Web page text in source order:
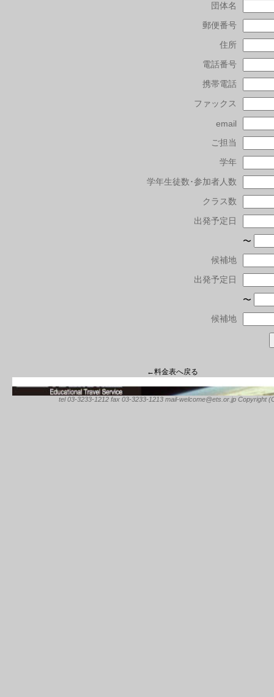
団体名
郵便番号
住所
電話番号
携帯電話
ファックス
email
ご担当
学年
学年生徒数･参加者人数
クラス数
出発予定日
〜
候補地
出発予定日
〜
候補地
←料金表へ戻る
tel 03-3233-1212 fax 03-3233-1213 mail-welcome@ets.or.jp Copyright